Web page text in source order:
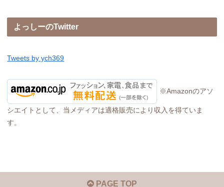
よっしーのTwitter
Tweets by ych369
※Amazonのアソ
シエイトとして、当メディアは適格販売により収入を得ていま
す。
PAGE TOP